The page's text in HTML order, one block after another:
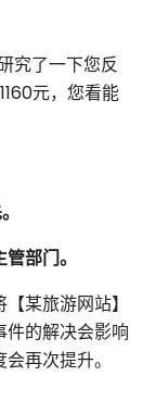
究了一下您反
元，您看能
部门。
某旅游网站】
件的解决会影响
再次提升。